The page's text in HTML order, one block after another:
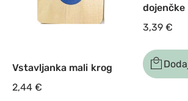
Vstavljanka mali krog
2,44€
dojenčke
3,39€